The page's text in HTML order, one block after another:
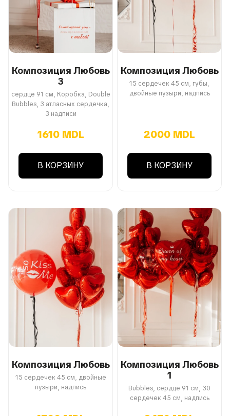
Композиция Любовь
3
сердце 91 см, Коробка, Double
Bubbles, 3 атласных сердечка,
3 надписи
1610 MDL
В КОРЗИНУ
Композиция Любовь
15 сердечек 45 см, губы,
двойные пузыри, надпись
2000 MDL
В КОРЗИНУ
Композиция Любовь
15 сердечек 45 см, двойные
пузыри, надпись
Композиция Любовь
1
Bubbles, сердце 91 см, 30
сердечек 45 см, надпись